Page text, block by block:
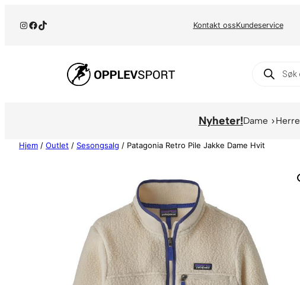
Instagram
Facebook
TikTok Kontakt ossKundeservice
Products
search
Nyheter!Dame Herre
Hjem / Outlet / Sesongsalg / Patagonia Retro Pile Jakke Dame Hvit